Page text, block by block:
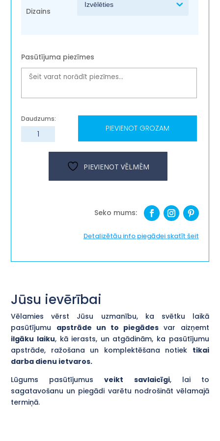
Dizains
Pasūtījuma piezīmes
Koka
paliktnis
''Latvija''
PIEVIENOT GROZAM
PIEVIENOT VĒLMĒM
Detalizētāu info piegādei skatīt šeit
Jūsu ievērībai
Vēlamies vērst Jūsu uzmanību, ka svētku laikā
pasūtījumu apstrāde un to piegādes var aizņemt
ilgāku laiku, kā ierasts, un atgādinām, ka pasūtījumu
apstrāde, ražošana un komplektēšana notiek tikai
darba dienu ietvaros.
Lūgums pasūtījumusveikt savlaicīgi, lai to
sagatavošanu un piegādi varētu nodrošināt vēlamajā
termiņā.